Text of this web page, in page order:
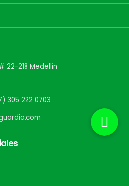
22-218 Medellín
305 222 0703